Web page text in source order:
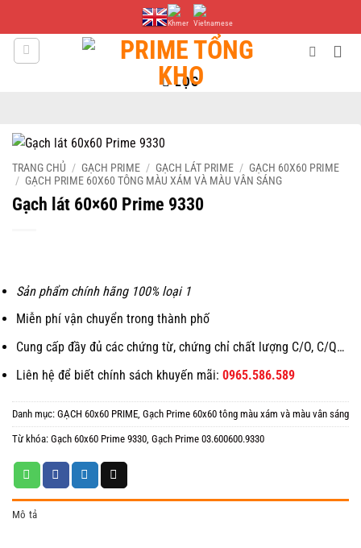
LỌC
TRANG CHỦ / GẠCH PRIME / GẠCH LÁT PRIME / GẠCH 60X60 PRIME
/ GẠCH PRIME 60X60 TÔNG MÀU XÁM VÀ MÀU VÂN SÁNG
Gạch lát 60×60 Prime 9330
Sản phẩm chính hãng 100% loại 1
Miễn phí vận chuyển trong thành phố
Cung cấp đầy đủ các chứng từ, chứng chỉ chất lượng C/O, C/Q…
Liên hệ để biết chính sách khuyến mãi: 0965.586.589
Danh mục: GẠCH 60x60 PRIME, Gạch Prime 60x60 tông màu xám và màu vân sáng
Từ khóa: Gạch 60x60 Prime 9330, Gạch Prime 03.600600.9330
Mô tả